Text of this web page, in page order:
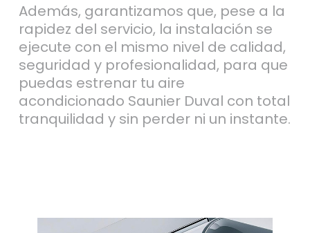
Además, garantizamos que, pese a la
rapidez del servicio, la instalación se
ejecute con el mismo nivel de calidad,
seguridad y profesionalidad, para que
puedas estrenar tu aire
acondicionado Saunier Duval con total
tranquilidad y sin perder ni un instante.